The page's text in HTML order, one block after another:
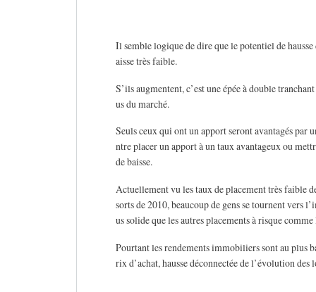
Il semble logique de dire que le potentiel de
aisse très faible.
S’ils augmentent, c’est une épée à double
us du marché.
Seuls ceux qui ont un apport seront avantagés par
ntre placer un apport à un taux avantageux ou
de baisse.
Actuellement vu les taux de placement très faible
sorts de 2010, beaucoup de gens se tournent vers
us solide que les autres placements à risque
Pourtant les rendements immobiliers sont au plus
rix d’achat, hausse déconnectée de l’évolution